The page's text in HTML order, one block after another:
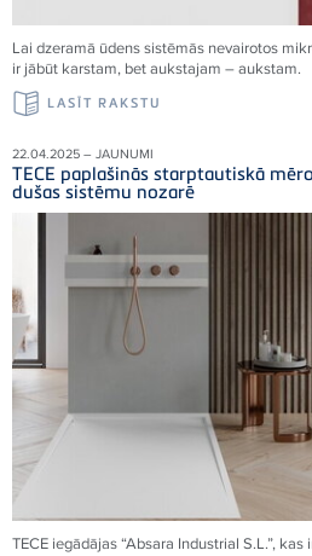
Lai dzeramā ūdens sistēmās nevairotos
ir jābūt karstam, bet aukstajam – aukstam.
LASĪT RAKSTU
22.04.2025 – JAUNUMI
TECE paplašinās starptautiskā
dušas sistēmu nozarē
TECE iegādājas “Absara Industrial S.L.”,